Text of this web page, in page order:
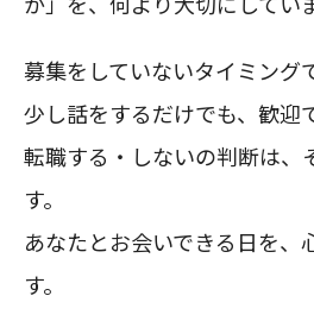
募集をしていないタイミング
少し話をするだけでも、歓迎
転職する・しないの判断は、
す。
あなたとお会いできる日を、
す。